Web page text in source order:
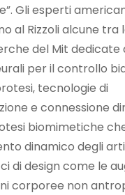
Gli esperti
al Rizzoli alcune tra
del Mit
per il controllo
tecnologie di
e connessione
biomimetiche
dinamico degli
di design come le
corporee non